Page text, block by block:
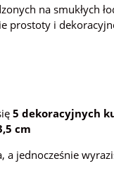
na smukłych
prostoty i
5 dekoracyjnych
cm
a jednocześnie